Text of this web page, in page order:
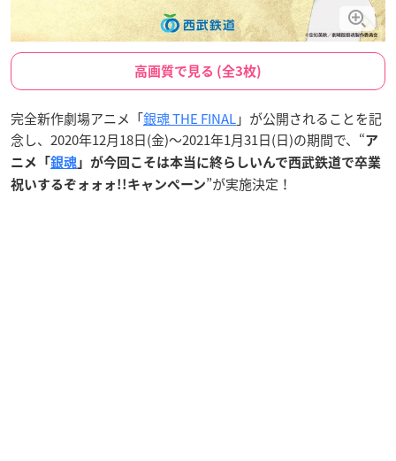
高画質で見る (全3枚)
完全新作劇場アニメ「銀魂 THE FINAL」が公開されることを記
念し、2020年12月18日(金)〜2021年1月31日(日)の期間で、“ア
ニメ「 銀魂 」が今回こそは本当に終らしいんで西武鉄道で卒業
祝いするぞォォォ!!キャンペーン”が実施決定！